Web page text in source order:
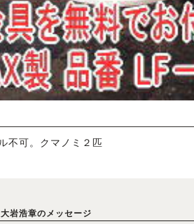
不可。クマノミ２匹
岩浩章のメッセージ